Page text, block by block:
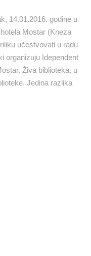
14.01.2016. godine u
Mostar (Kneza
učestvovati u radu
organizuju Idependent
Živa biblioteka, u
Jedina razlika